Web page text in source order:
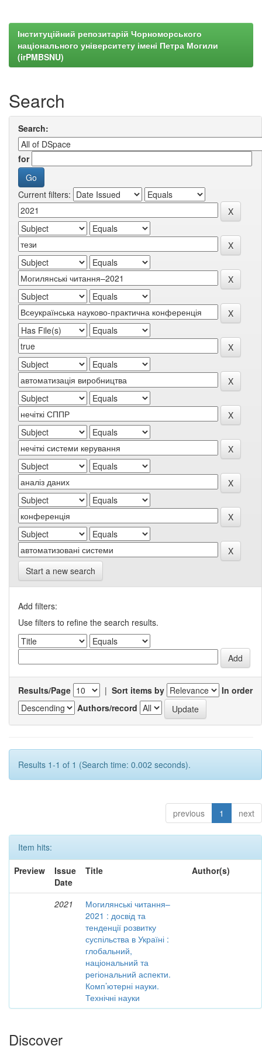
Інституційний репозитарій Чорноморського
національного університету імені Петра Могили
(irPMBSNU)
Search
Search:
for
Current filters:
Start a new search
Add filters:
Use filters to refine the search results.
Results/Page | Sort items by
In order
Authors/record
Results 1-1 of 1 (Search time: 0.002 seconds).
previous 1 next
Item hits:
Preview
Issue
Date
Title Author(s)
2021
Могилянські читання–
2021 : досвід та
тенденції розвитку
суспільства в Україні :
глобальний,
національний та
регіональний аспекти.
Комп’ютерні науки.
Технічні науки
Discover